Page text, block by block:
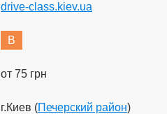
drive-class.kiev.ua
B
от 75 грн
г.Киев (Печерский район)